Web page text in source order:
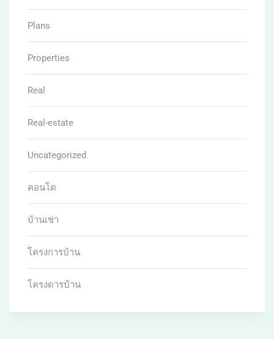
Plans
Properties
Real
Real-estate
Uncategorized
คอนโด
บ้านเช่า
โครงการบ้าน
โครงดารบ้าน